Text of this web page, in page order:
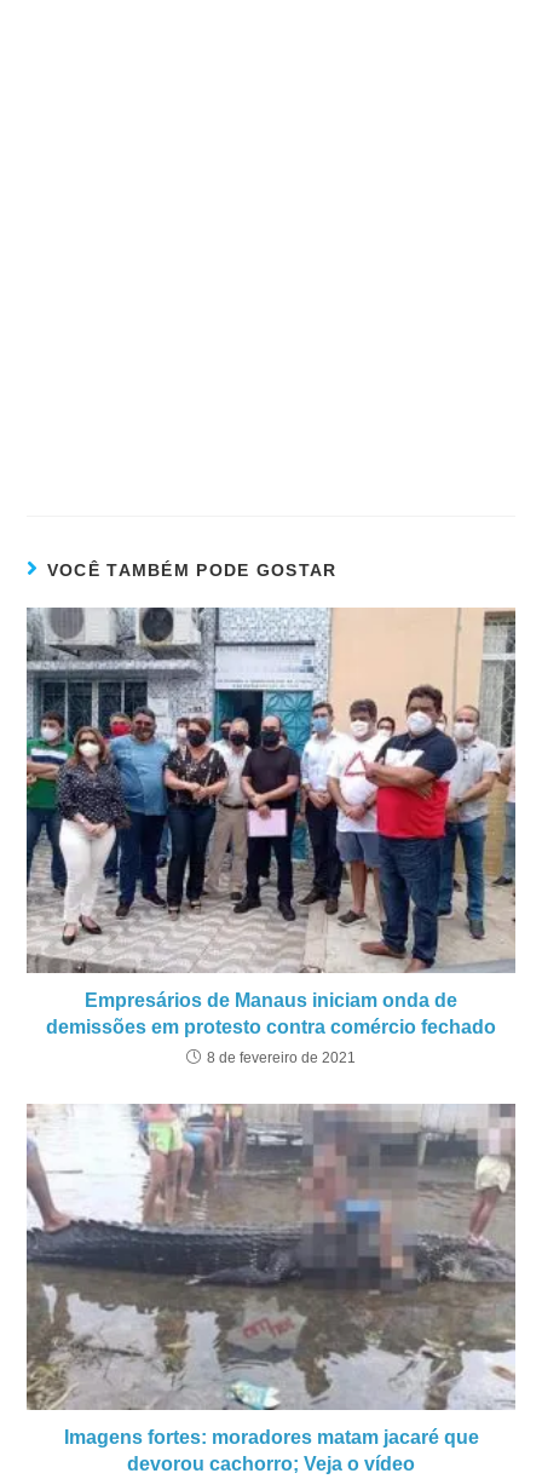
VOCÊ TAMBÉM PODE GOSTAR
Empresários de Manaus iniciam onda de
demissões em protesto contra comércio fechado
8 de fevereiro de 2021
Imagens fortes: moradores matam jacaré que
devorou cachorro; Veja o vídeo